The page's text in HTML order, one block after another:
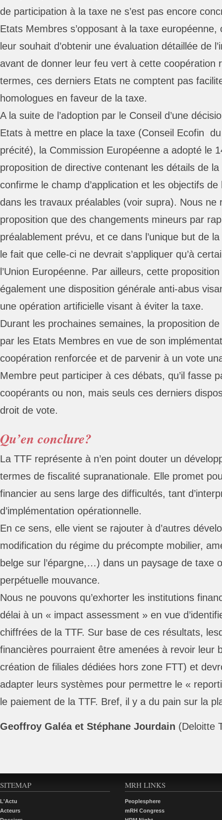
de participation à la taxe ne s’est pas encore
Etats Membres s’opposant à la taxe
leur souhait d’obtenir une évaluation détaillée de
avant de donner leur feu vert à cette coopération
termes, ces derniers Etats ne comptent pas
homologues en faveur de la taxe.
A la suite de l’adoption par le Conseil d’une
Etats à mettre en place la taxe (Conseil Ecofin
précité), la Commission Européenne a adopté le
proposition de directive contenant les détails de
confirme le champ d’application et les objectifs
dans les travaux préalables (voir supra). Nous ne
proposition que des changements mineurs par
préalablement prévu, et ce dans l’unique but de
le fait que celle-ci ne devrait s’appliquer qu’à
l’Union Européenne. Par ailleurs, cette
également une disposition générale anti-abus
une opération artificielle visant à éviter la taxe.
Durant les prochaines semaines, la proposition
par les Etats Membres en vue de son
coopération renforcée et de parvenir à un vote
Membre peut participer à ces débats, qu’il fasse
coopérants ou non, mais seuls ces derniers
droit de vote.
Qu’en conclure?
La TTF représente à n’en point douter un
termes de fiscalité supranationale. Elle promet
financier au sens large des difficultés, tant
d’implémentation opérationnelle.
En ce sens, elle vient se rajouter à d’autres
modification du régime du précompte mobilier,
belge sur l’épargne,…) dans un paysage de taxe
perpétuelle mouvance.
Nous ne pouvons qu’exhorter les institutions
délai à un « impact assessment » en vue
chiffrées de la TTF. Sur base de ces résultats,
financières pourraient être amenées à revoir leur
création de filiales dédiées hors zone FTT) et
adapter leurs systèmes pour permettre le «
le paiement de la TTF. Bref, il y a du pain sur la
Geoffroy Galéa et Stéphane Jourdain (Deloitte
SITEMAP
L'Actu
Acteurs
MRH LINKS
Peoplesphere
mRH Congress